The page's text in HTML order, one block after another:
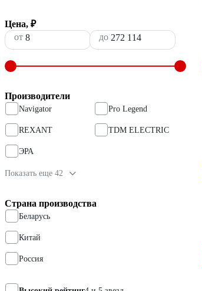
Цена, ₽
от
до
Производители
Navigator Pro Legend
REXANT TDM ELECTRIC
ЭРА
Показать еще 42
Страна производства
Беларусь
Китай
Россия